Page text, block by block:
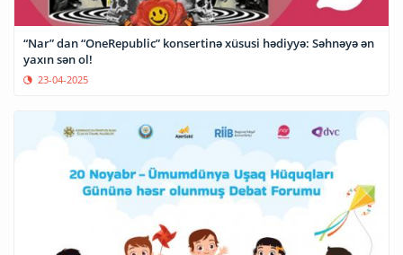
“Nar” dan “OneRepublic” konsertinə xüsusi hədiyyə: Səhnəyə ən
yaxın sən ol!
23-04-2025